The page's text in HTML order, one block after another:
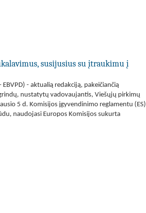
susijusius su įtraukimu į
- aktualią redakciją, pakeičiančią
nustatytų vadovaujantis, Viešųjų pirkimų
5 d. Komisijos įgyvendinimo reglamentu (ES)
naudojasi Europos Komisijos sukurta